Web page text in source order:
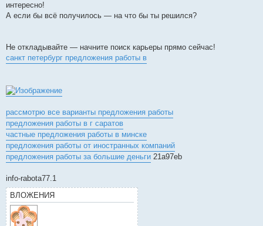
интересно!
А если бы всё получилось — на что бы ты решился?
Не откладывайте — начните поиск карьеры прямо сейчас!
санкт петербург предложения работы в
рассмотрю все варианты предложения работы
предложения работы в г саратов
частные предложения работы в минске
предложения работы от иностранных компаний
предложения работы за большие деньги 21a97eb
info-rabota77.1
ВЛОЖЕНИЯ